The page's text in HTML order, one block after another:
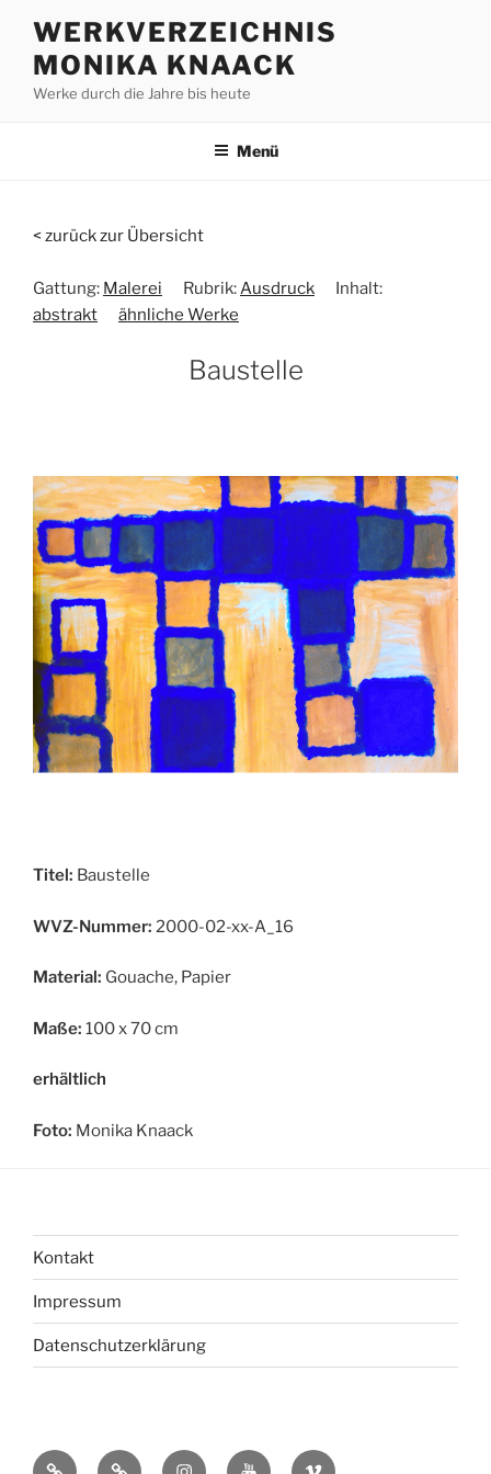
Inhalt
springen
WERKVERZEICHNIS
MONIKA KNAACK
Werke durch die Jahre bis heute
Menü
< zurück zur Übersicht
Gattung: Malerei Rubrik: Ausdruck
Inhalt:
abstrakt
ähnliche Werke
Baustelle
Titel: Baustelle
WVZ-Nummer: 2000-02-xx-A_16
Material: Gouache, Papier
Maße: 100 x 70 cm
erhältlich
Foto: Monika Knaack
Kontakt
Impressum
Datenschutzerklärung
bsky MastadonInstagramYou Vimeo